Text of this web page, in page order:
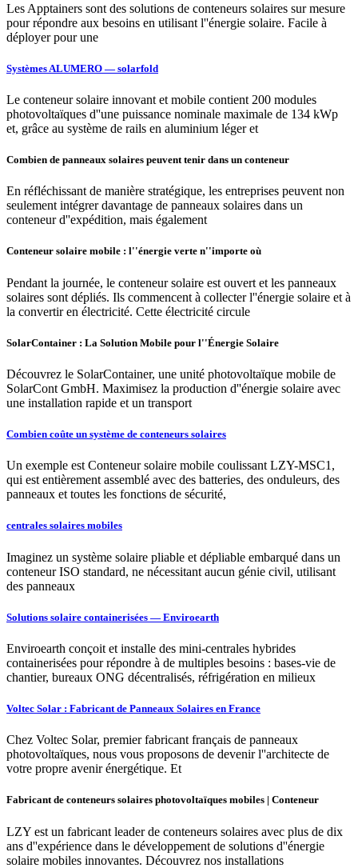
Les Apptainers sont des solutions de conteneurs solaires sur mesure
pour répondre aux besoins en utilisant l''énergie solaire. Facile à
déployer pour une
Systèmes ALUMERO — solarfold
Le conteneur solaire innovant et mobile contient 200 modules
photovoltaïques d''une puissance nominale maximale de 134 kWp
et, grâce au système de rails en aluminium léger et
Combien de panneaux solaires peuvent tenir dans un conteneur
En réfléchissant de manière stratégique, les entreprises peuvent non
seulement intégrer davantage de panneaux solaires dans un
conteneur d''expédition, mais également
Conteneur solaire mobile : l''énergie verte n''importe où
Pendant la journée, le conteneur solaire est ouvert et les panneaux
solaires sont dépliés. Ils commencent à collecter l''énergie solaire et à
la convertir en électricité. Cette électricité circule
SolarContainer : La Solution Mobile pour l''Énergie Solaire
Découvrez le SolarContainer, une unité photovoltaïque mobile de
SolarCont GmbH. Maximisez la production d''énergie solaire avec
une installation rapide et un transport
Combien coûte un système de conteneurs solaires
Un exemple est Conteneur solaire mobile coulissant LZY-MSC1,
qui est entièrement assemblé avec des batteries, des onduleurs, des
panneaux et toutes les fonctions de sécurité,
centrales solaires mobiles
Imaginez un système solaire pliable et dépliable embarqué dans un
conteneur ISO standard, ne nécessitant aucun génie civil, utilisant
des panneaux
Solutions solaire containerisées — Enviroearth
Enviroearth conçoit et installe des mini-centrales hybrides
containerisées pour répondre à de multiples besoins : bases-vie de
chantier, bureaux ONG décentralisés, réfrigération en milieux
Voltec Solar : Fabricant de Panneaux Solaires en France
Chez Voltec Solar, premier fabricant français de panneaux
photovoltaïques, nous vous proposons de devenir l''architecte de
votre propre avenir énergétique. Et
Fabricant de conteneurs solaires photovoltaïques mobiles | Conteneur
LZY est un fabricant leader de conteneurs solaires avec plus de dix
ans d''expérience dans le développement de solutions d''énergie
solaire mobiles innovantes. Découvrez nos installations